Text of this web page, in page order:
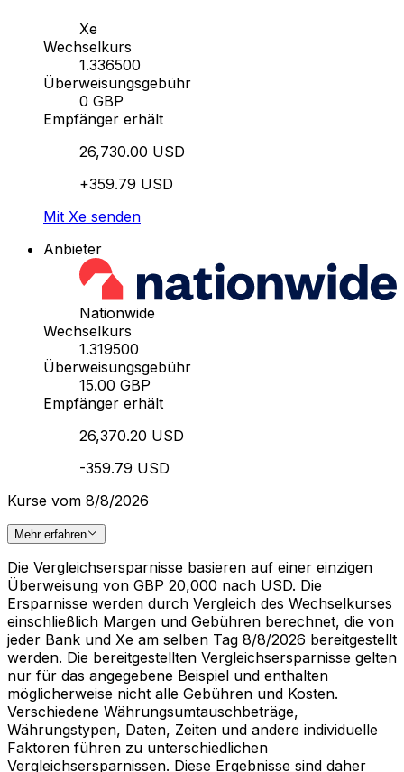
Xe
Wechselkurs
1.336500
Überweisungsgebühr
0 GBP
Empfänger erhält
26,730.00 USD
+359.79 USD
Mit Xe senden
Anbieter
Nationwide
Wechselkurs
1.319500
Überweisungsgebühr
15.00 GBP
Empfänger erhält
26,370.20 USD
-359.79 USD
Kurse vom 8/8/2026
Mehr erfahren
Die Vergleichsersparnisse basieren auf einer einzigen
Überweisung von GBP 20,000 nach USD. Die
Ersparnisse werden durch Vergleich des Wechselkurses
einschließlich Margen und Gebühren berechnet, die von
jeder Bank und Xe am selben Tag 8/8/2026 bereitgestellt
werden. Die bereitgestellten Vergleichsersparnisse gelten
nur für das angegebene Beispiel und enthalten
möglicherweise nicht alle Gebühren und Kosten.
Verschiedene Währungsumtauschbeträge,
Währungstypen, Daten, Zeiten und andere individuelle
Faktoren führen zu unterschiedlichen
Vergleichsersparnissen. Diese Ergebnisse sind daher